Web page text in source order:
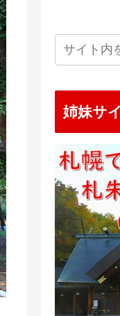
姉妹サ